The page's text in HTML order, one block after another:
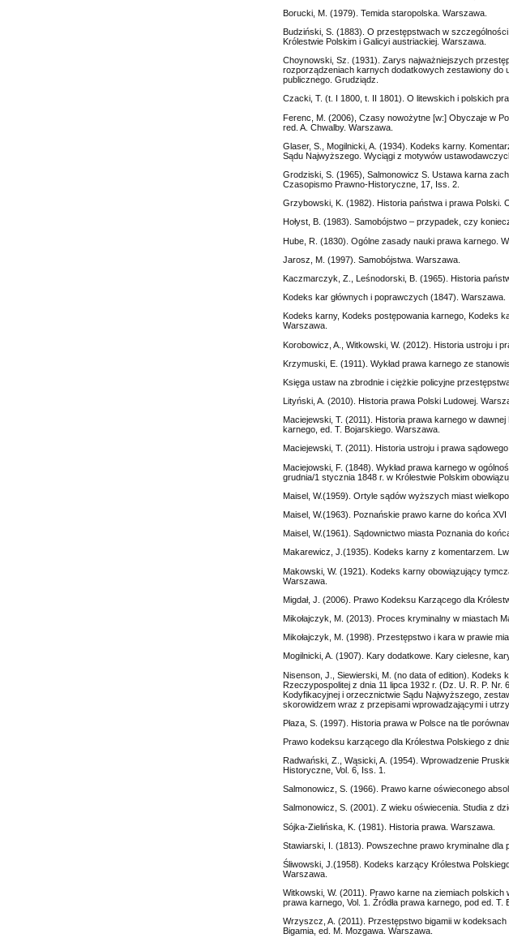
Borucki, M. (1979). Temida staropolska. Warszawa.
Budziński, S. (1883). O przestępstwach w
Królestwie Polskim i Galicyi austriackiej. Warszawa.
Choynowski, Sz. (1931). Zarys najważniejszych
rozporządzeniach karnych dodatkowych zestawiony
publicznego. Grudziądz.
Czacki, T. (t. I 1800, t. II 1801). O litewskich i polskich
Ferenc, M. (2006), Czasy nowożytne [w:] Obyczaje w
red. A. Chwalby. Warszawa.
Glaser, S., Mogilnicki, A. (1934). Kodeks karny.
Sądu Najwyższego. Wyciągi z motywów
Grodziski, S. (1965), Salmonowicz S. Ustawa karna
Czasopismo Prawno-Historyczne, 17, Iss. 2.
Grzybowski, K. (1982). Historia państwa i prawa Polski.
Hołyst, B. (1983). Samobójstwo – przypadek, czy
Hube, R. (1830). Ogólne zasady nauki prawa karnego.
Jarosz, M. (1997). Samobójstwa. Warszawa.
Kaczmarczyk, Z., Leśnodorski, B. (1965). Historia
Kodeks kar głównych i poprawczych (1847). Warszawa.
Kodeks karny, Kodeks postępowania karnego, Kodeks
Warszawa.
Korobowicz, A., Witkowski, W. (2012). Historia ustroju i
Krzymuski, E. (1911). Wykład prawa karnego ze
Księga ustaw na zbrodnie i ciężkie policyjne
Lityński, A. (2010). Historia prawa Polski Ludowej.
Maciejewski, T. (2011). Historia prawa karnego w
karnego, ed. T. Bojarskiego. Warszawa.
Maciejewski, T. (2011). Historia ustroju i prawa
Maciejowski, F. (1848). Wykład prawa karnego w
grudnia/1 stycznia 1848 r. w Królestwie Polskim
Maisel, W.(1959). Ortyle sądów wyższych miast
Maisel, W.(1963). Poznańskie prawo karne do końca XVI
Maisel, W.(1961). Sądownictwo miasta Poznania do
Makarewicz, J.(1935). Kodeks karny z komentarzem.
Makowski, W. (1921). Kodeks karny obowiązujący
Warszawa.
Migdał, J. (2006). Prawo Kodeksu Karzącego dla
Mikołajczyk, M. (2013). Proces kryminalny w miastach
Mikołajczyk, M. (1998). Przestępstwo i kara w prawie
Mogilnicki, A. (1907). Kary dodatkowe. Kary cielesne,
Nisenson, J., Siewierski, M. (no data of edition).
Rzeczypospolitej z dnia 11 lipca 1932 r. (Dz. U. R. P.
Kodyfikacyjnej i orzecznictwie Sądu Najwyższego,
skorowidzem wraz z przepisami wprowadzającymi i
Płaza, S. (1997). Historia prawa w Polsce na tle
Prawo kodeksu karzącego dla Królestwa Polskiego z
Radwański, Z., Wąsicki, A. (1954). Wprowadzenie
Historyczne, Vol. 6, Iss. 1.
Salmonowicz, S. (1966). Prawo karne oświeconego
Salmonowicz, S. (2001). Z wieku oświecenia. Studia z
Sójka-Zielińska, K. (1981). Historia prawa. Warszawa.
Stawiarski, I. (1813). Powszechne prawo kryminalne
Śliwowski, J.(1958). Kodeks karzący Królestwa
Warszawa.
Witkowski, W. (2011). Prawo karne na ziemiach
prawa karnego, Vol. 1. Źródła prawa karnego, pod ed. T.
Wrzyszcz, A. (2011). Przestępstwo bigamii w
Bigamia, ed. M. Mozgawa. Warszawa.